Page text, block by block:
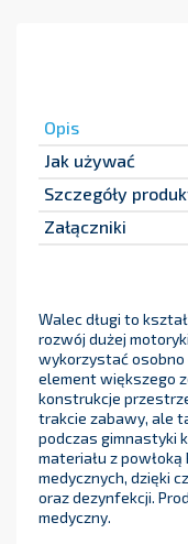
Opis
Jak używać
Szczegóły
Załączniki
Walec długi to
rozwój dużej
wykorzystać osobno
element większego
konstrukcje
trakcie zabawy, ale
podczas gimnastyki
materiału z
medycznych, dzięki
oraz dezynfekcji.
medyczny.